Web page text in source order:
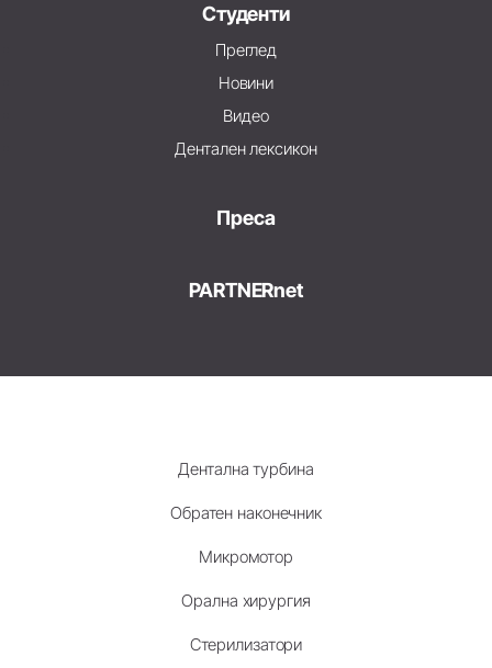
Студенти
Преглед
Новини
Видео
Дентален лексикон
Преса
PARTNERnet
Дентална турбина
Обратен наконечник
Микромотор
Орална хирургия
Стерилизатори